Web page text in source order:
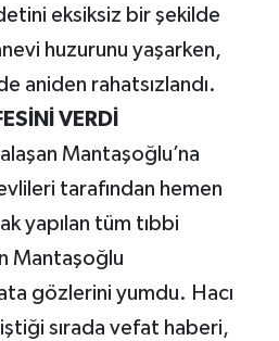
eksiksiz bir şekilde
huzurunu yaşarken,
aniden rahatsızlandı.
VERDİ
Mantaşoğlu’na
tarafından hemen
yapılan tüm tıbbi
Mantaşoğlu
gözlerini yumdu. Hacı
sırada vefat haberi,